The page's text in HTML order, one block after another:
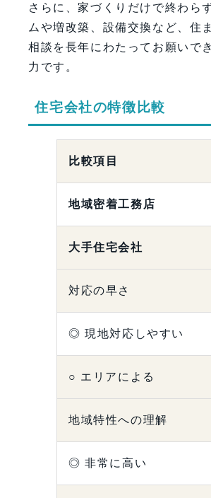
さらに、家づくりだけで終わら
ムや増改築、設備交換など、住
相談を長年にわたってお願いで
力です。
住宅会社の特徴比較
比較項目
地域密着工務店
大手住宅会社
対応の早さ
◎ 現地対応しやすい
○ エリアによる
地域特性への理解
◎ 非常に高い